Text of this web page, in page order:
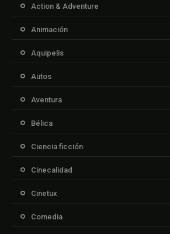
Action & Adventure
Animación
Aquipelis
Autos
Aventura
Bélica
Ciencia ficción
Cinecalidad
Cinetux
Comedia